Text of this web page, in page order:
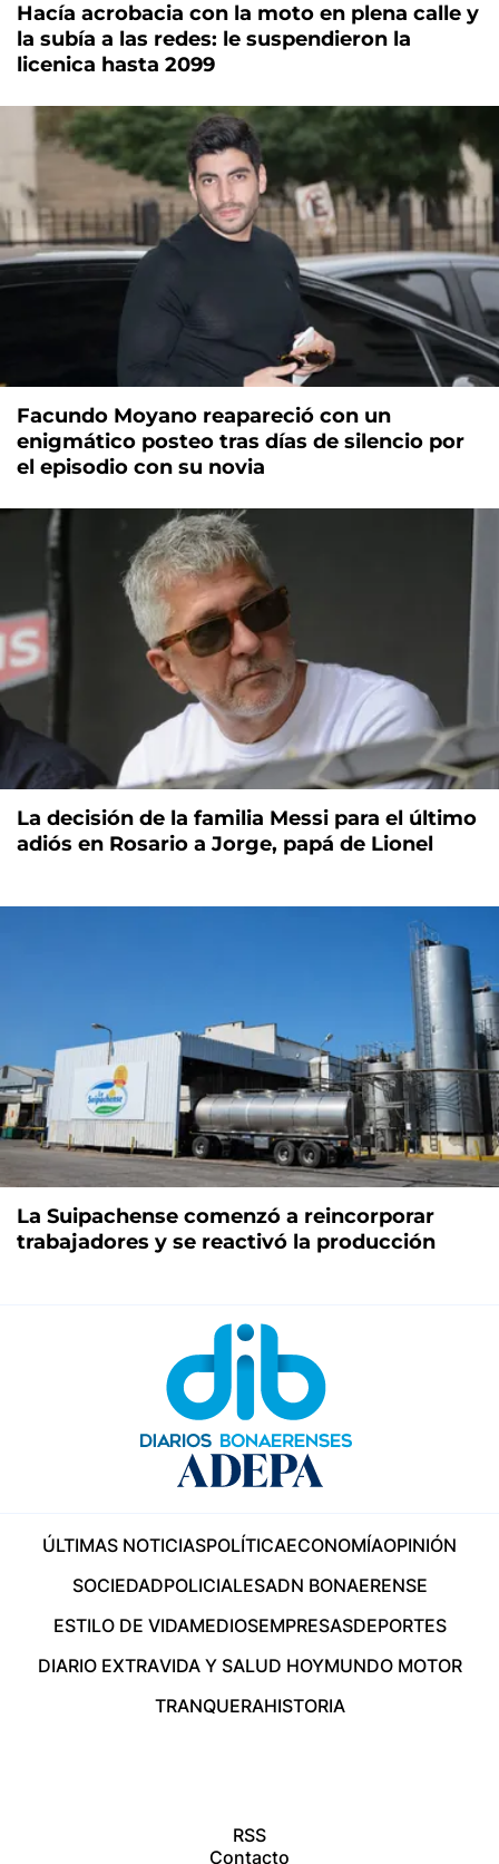
Hacía acrobacia con la moto en plena calle y
la subía a las redes: le suspendieron la
licenica hasta 2099
Facundo Moyano reapareció con un
enigmático posteo tras días de silencio por
el episodio con su novia
La decisión de la familia Messi para el último
adiós en Rosario a Jorge, papá de Lionel
La Suipachense comenzó a reincorporar
trabajadores y se reactivó la producción
ÚLTIMAS NOTICIASPOLÍTICAECONOMÍAOPINIÓN
SOCIEDADPOLICIALESADN BONAERENSE
ESTILO DE VIDAMEDIOSEMPRESASDEPORTES
DIARIO EXTRAVIDA Y SALUD HOYMUNDO MOTOR
TRANQUERAHISTORIA
RSS
Contacto